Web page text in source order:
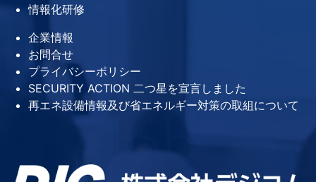
情報化研修
企業情報
お問合せ
プライバシーポリシー
SECURITY ACTION 二つ星を宣言しました
再エネ設備情報及び省エネルギー対策の取組について